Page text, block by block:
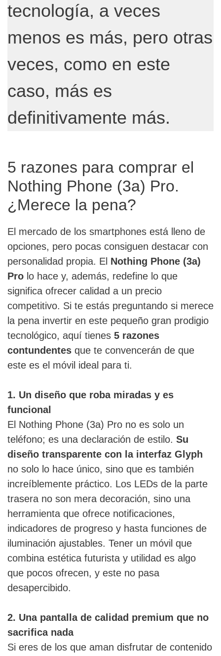
tecnología, a veces
menos es más, pero otras
veces, como en este
caso, más es
definitivamente más.
5 razones para comprar el
Nothing Phone (3a) Pro.
¿Merece la pena?
El mercado de los smartphones está lleno de
opciones, pero pocas consiguen destacar con
personalidad propia. El Nothing Phone (3a)
Pro lo hace y, además, redefine lo que
significa ofrecer calidad a un precio
competitivo. Si te estás preguntando si merece
la pena invertir en este pequeño gran prodigio
tecnológico, aquí tienes 5 razones
contundentes que te convencerán de que
este es el móvil ideal para ti.
1. Un diseño que roba miradas y es
funcional
El Nothing Phone (3a) Pro no es solo un
teléfono; es una declaración de estilo. Su
diseño transparente con la interfaz Glyph
no solo lo hace único, sino que es también
increíblemente práctico. Los LEDs de la parte
trasera no son mera decoración, sino una
herramienta que ofrece notificaciones,
indicadores de progreso y hasta funciones de
iluminación ajustables. Tener un móvil que
combina estética futurista y utilidad es algo
que pocos ofrecen, y este no pasa
desapercibido.
2. Una pantalla de calidad premium que no
sacrifica nada
Si eres de los que aman disfrutar de contenido